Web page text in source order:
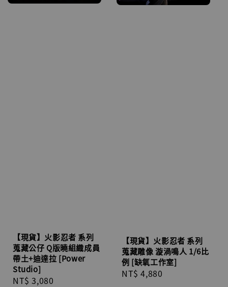
【現貨】火影忍者 系列
蒐藏公仔 Q版曉組織成員
帶土+迪達拉 [Power
Studio]
Regular
NT$ 3,080
【現貨】火影忍者 系列
蒐藏雕像 漩渦鳴人 1/6比
例 [缺氧工作室]
Regular
NT$ 4,880